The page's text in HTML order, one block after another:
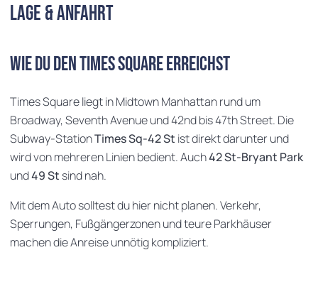
Lage & Anfahrt
Wie du den Times Square erreichst
Times Square liegt in Midtown Manhattan rund um
Broadway, Seventh Avenue und 42nd bis 47th Street. Die
Subway-StationTimes Sq-42 St ist direkt darunter und
wird von mehreren Linien bedient. Auch42 St-Bryant Park
und49 St sind nah.
Mit dem Auto solltest du hier nicht planen. Verkehr,
Sperrungen, Fußgängerzonen und teure Parkhäuser
machen die Anreise unnötig kompliziert.